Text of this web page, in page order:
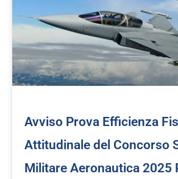
Avviso Prova Efficienza
Attitudinale del Concorso
Militare Aeronautica 2025